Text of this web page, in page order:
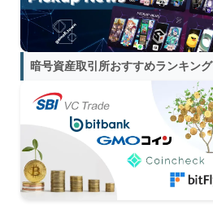
暗号資産取引所おすすめランキング